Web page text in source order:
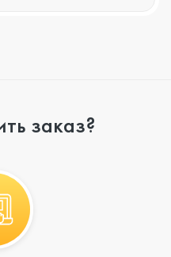
заказ?